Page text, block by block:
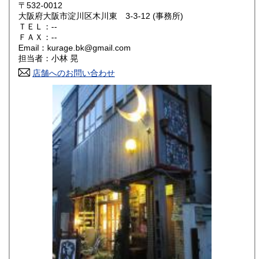
奈良県 250円 和歌山県
鳥取県
岡山県
250円 徳島県
250円 愛媛県
250円 福岡県
長崎県
250円 大分県
250円 鹿児島県
250円
〒532-0012
大阪府大阪市淀川区木川東 3-3-12 (事務所)
ＴＥＬ：--
ＦＡＸ：--
Email：kurage.bk@gmail.com
担当者：小林 晃
店舗へのお問い合わせ